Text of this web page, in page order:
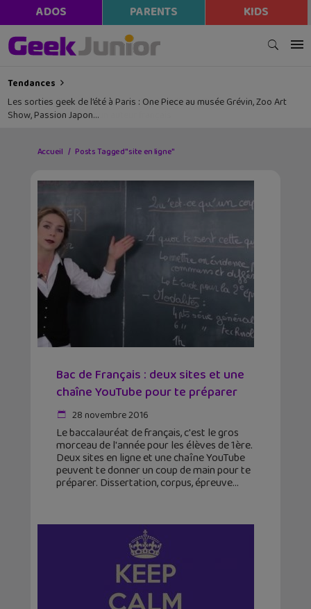
ADOS PARENTS KIDS
Tendances
Les sorties geek de l’été à Paris : One Piece au musée Grévin, Zoo Art
Show, Passion Japon…
Accueil Posts Tagged "site en ligne"
Bac de Français : deux sites et une
chaîne YouTube pour te préparer
28 novembre 2016
Le baccalauréat de français, c'est le gros
morceau de l'année pour les élèves de 1ère.
Deux sites en ligne et une chaîne YouTube
peuvent te donner un coup de main pour te
préparer. Dissertation, corpus, épreuve